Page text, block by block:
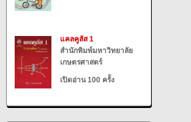
แคลคูลัส 1
สำนักพิมพ์มหาวิทยาลัย
เกษตรศาสตร์
เปิดอ่าน 100 ครั้ง